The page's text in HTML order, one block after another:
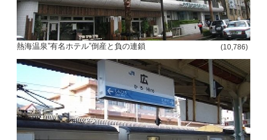
熱海温泉”有名ホテル”倒産と負の連鎖 (10,786)